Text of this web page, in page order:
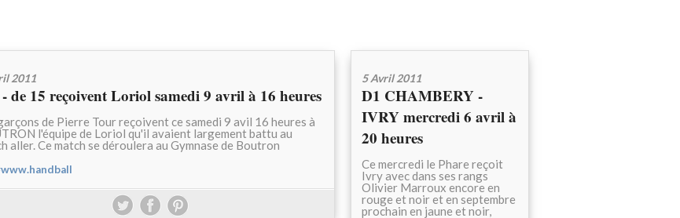
2011
de 15 reçoivent Loriol samedi 9 avril à 16 heures
de Pierre Tour reçoivent ce samedi 9 avil 16 heures à
l'équipe de Loriol qu'il avaient largement battu au
aller. Ce match se déroulera au Gymnase de Boutron
5 Avril 2011
D1 CHAMBERY -
IVRY mercredi 6 avril à
20 heures
Ce mercredi le Phare reçoit
Ivry avec dans ses rangs
Olivier Marroux encore en
rouge et noir et en septembre
prochain en jaune et noir,